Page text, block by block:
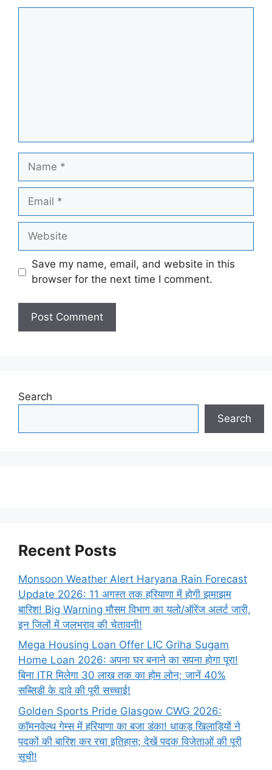
Name
Email
Website
Save my name, email, and website in this
browser for the next time I comment.
Search
Search
Recent Posts
Monsoon Weather Alert Haryana Rain Forecast
Update 2026: 11 अगस्त तक हरियाणा में होगी झमाझम
बारिश! Big Warning मौसम विभाग का यलो/ऑरेंज अलर्ट जारी,
इन जिलों में जलभराव की चेतावनी!
Mega Housing Loan Offer LIC Griha Sugam
Home Loan 2026: अपना घर बनाने का सपना होगा पूरा!
बिना ITR मिलेगा 30 लाख तक का होम लोन; जानें 40%
सब्सिडी के दावे की पूरी सच्चाई!
Golden Sports Pride Glasgow CWG 2026:
कॉमनवेल्थ गेम्स में हरियाणा का बजा डंका! धाकड़ खिलाड़ियों ने
पदकों की बारिश कर रचा इतिहास; देखें पदक विजेताओं की पूरी
सूची!